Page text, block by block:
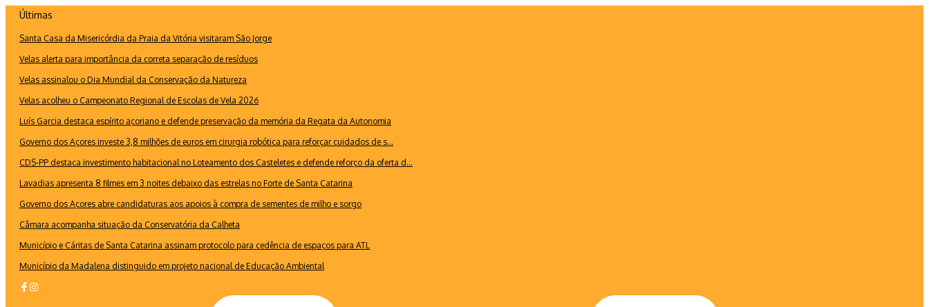
conteúdo
Últimas
Santa Casa da Misericórdia da Praia da Vitória visitaram São Jorge
Velas alerta para importância da correta separação de resíduos
Velas assinalou o Dia Mundial da Conservação da Natureza
Velas acolheu o Campeonato Regional de Escolas de Vela 2026
Luís Garcia destaca espírito açoriano e defende preservação da memória da Regata da Autonomia
Governo dos Açores investe 3,8 milhões de euros em cirurgia robótica para reforçar cuidados de s...
CDS-PP destaca investimento habitacional no Loteamento dos Casteletes e defende reforço da oferta d...
Lavadias apresenta 8 filmes em 3 noites debaixo das estrelas no Forte de Santa Catarina
Governo dos Açores abre candidaturas aos apoios à compra de sementes de milho e sorgo
Câmara acompanha situação da Conservatória da Calheta
Município e Cáritas de Santa Catarina assinam protocolo para cedência de espaços para ATL
Município da Madalena distinguido em projeto nacional de Educação Ambiental